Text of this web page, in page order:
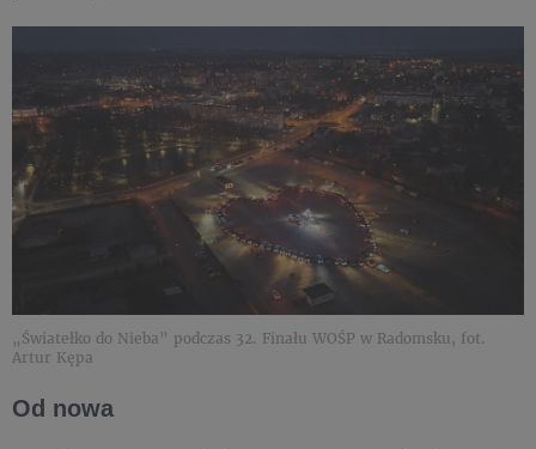
„Światełko do Nieba” podczas 32. Finału WOŚP w Radomsku, fot.
Artur Kępa
Od nowa